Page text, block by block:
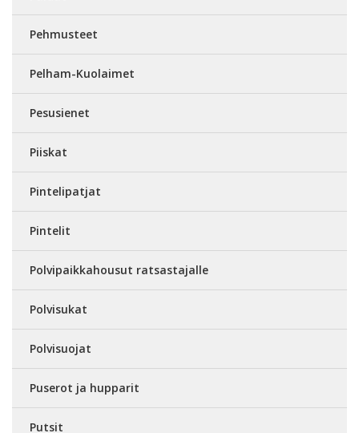
Pehmusteet
Pelham-Kuolaimet
Pesusienet
Piiskat
Pintelipatjat
Pintelit
Polvipaikkahousut ratsastajalle
Polvisukat
Polvisuojat
Puserot ja hupparit
Putsit